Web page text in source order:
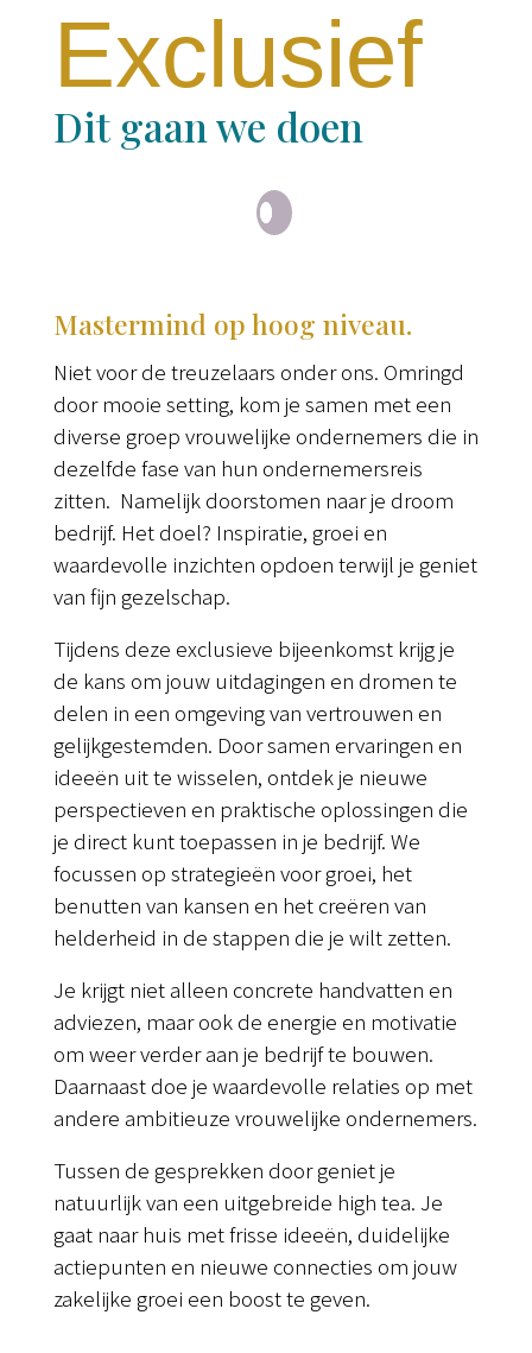
Exclusief
Dit gaan we doen
Mastermind op hoog niveau.
Niet voor de treuzelaars onder ons. Omringd
door mooie setting, kom je samen met een
diverse groep vrouwelijke ondernemers die in
dezelfde fase van hun ondernemersreis
zitten. Namelijk doorstomen naar je droom
bedrijf. Het doel? Inspiratie, groei en
waardevolle inzichten opdoen terwijl je geniet
van fijn gezelschap.
Tijdens deze exclusieve bijeenkomst krijg je
de kans om jouw uitdagingen en dromen te
delen in een omgeving van vertrouwen en
gelijkgestemden. Door samen ervaringen en
ideeën uit te wisselen, ontdek je nieuwe
perspectieven en praktische oplossingen die
je direct kunt toepassen in je bedrijf. We
focussen op strategieën voor groei, het
benutten van kansen en het creëren van
helderheid in de stappen die je wilt zetten.
Je krijgt niet alleen concrete handvatten en
adviezen, maar ook de energie en motivatie
om weer verder aan je bedrijf te bouwen.
Daarnaast doe je waardevolle relaties op met
andere ambitieuze vrouwelijke ondernemers.
Tussen de gesprekken door geniet je
natuurlijk van een uitgebreide high tea. Je
gaat naar huis met frisse ideeën, duidelijke
actiepunten en nieuwe connecties om jouw
zakelijke groei een boost te geven.